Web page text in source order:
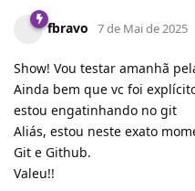
fbravo 7 de Mai de 2025
Show! Vou testar amanhã
Ainda bem que vc foi
estou engatinhando no git
Aliás, estou neste exato
Git e Github.
Valeu!!